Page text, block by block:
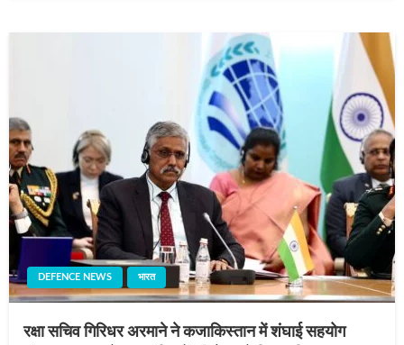
DEFENCE NEWS भारत
रक्षा सचिव गिरिधर अरमाने ने कजाकिस्तान में शंघाई सहयोग